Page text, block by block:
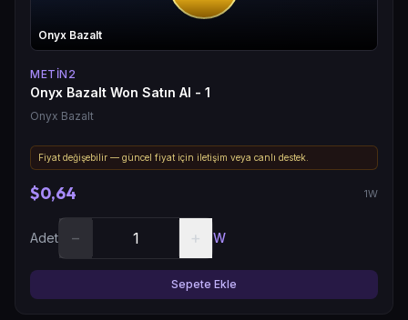
Onyx Bazalt
METIN2
Onyx Bazalt Won Satın Al - 1
Onyx Bazalt
Fiyat değişebilir — güncel fiyat için iletişim veya canlı destek.
$0,64 1W
Adet − + W
Sepete Ekle